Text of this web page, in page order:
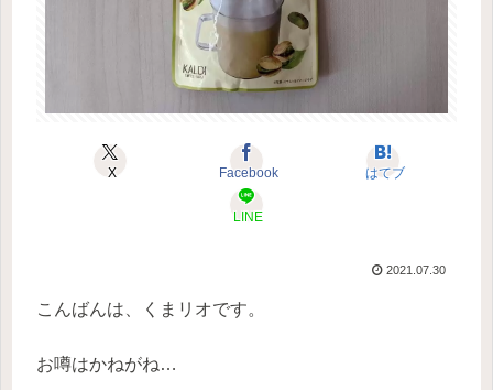
X Facebook はてブ
LINE
2021.07.30
こんばんは、くまリオです。
お噂はかねがね…